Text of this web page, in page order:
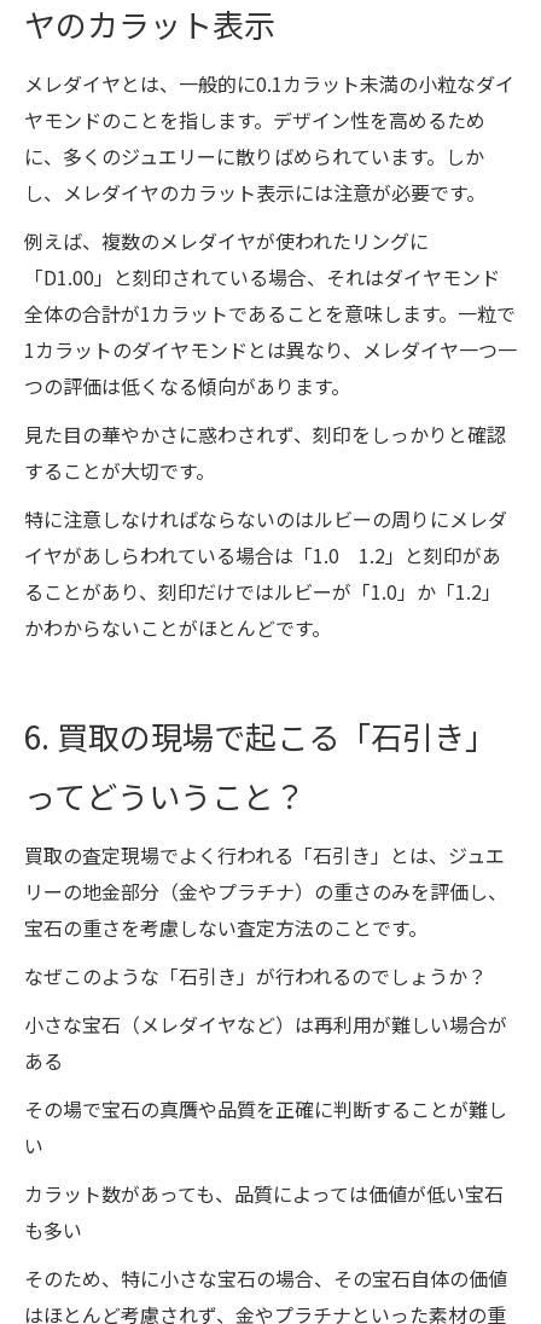
ヤのカラット表示
メレダイヤとは、一般的に0.1カラット未満の小粒なダイ
ヤモンドのことを指します。デザイン性を高めるため
に、多くのジュエリーに散りばめられています。しか
し、メレダイヤのカラット表示には注意が必要です。
例えば、複数のメレダイヤが使われたリングに
「D1.00」と刻印されている場合、それはダイヤモンド
全体の合計が1カラットであることを意味します。一粒で
1カラットのダイヤモンドとは異なり、メレダイヤ一つ一
つの評価は低くなる傾向があります。
見た目の華やかさに惑わされず、刻印をしっかりと確認
することが大切です。
特に注意しなければならないのはルビーの周りにメレダ
イヤがあしらわれている場合は「1.0 1.2」と刻印があ
ることがあり、刻印だけではルビーが「1.0」か「1.2」
かわからないことがほとんどです。
6. 買取の現場で起こる「石引き」
ってどういうこと？
買取の査定現場でよく行われる「石引き」とは、ジュエ
リーの地金部分（金やプラチナ）の重さのみを評価し、
宝石の重さを考慮しない査定方法のことです。
なぜこのような「石引き」が行われるのでしょうか？
小さな宝石（メレダイヤなど）は再利用が難しい場合が
ある
その場で宝石の真贋や品質を正確に判断することが難し
い
カラット数があっても、品質によっては価値が低い宝石
も多い
そのため、特に小さな宝石の場合、その宝石自体の価値
はほとんど考慮されず、金やプラチナといった素材の重